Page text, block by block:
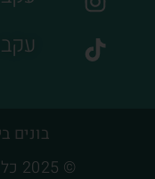
בונים
© 2025 כל הזכויות שמורות ל arcdb